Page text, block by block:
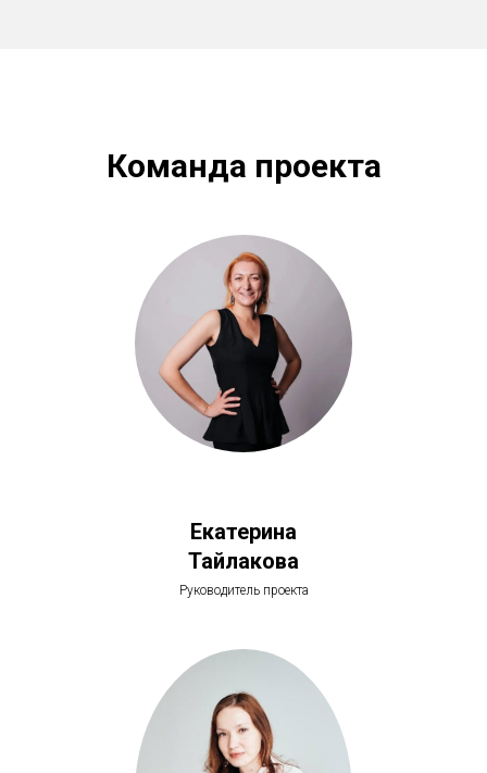
Команда проекта
Екатерина
Тайлакова
Руководитель проекта